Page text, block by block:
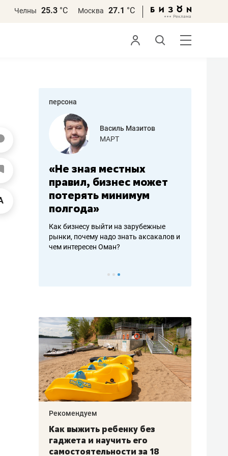
Челны 25.3 °С Москва 27.1 °С
персона
работа
Василь Мазитов
МАРТ
«Не зная местных
правил, бизнес может
потерять минимум
полгода»
Как бизнесу выйти на зарубежные
рынки, почему надо знать аксакалов и
чем интересен Оман?
Рекомендуем
Как выжить ребенку без
гаджета и научить его
самостоятельности за 18